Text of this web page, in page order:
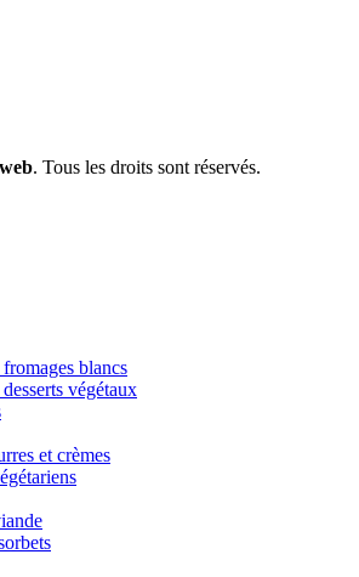
. Tous les droits sont réservés.
blancs
végétaux
et crèmes